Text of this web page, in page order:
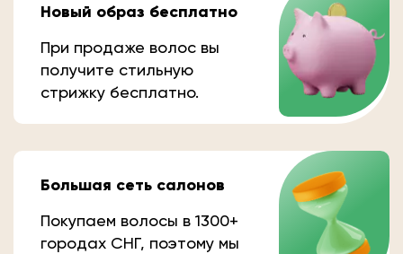
Новый образ бесплатно
При продаже волос вы
получите стильную
стрижку бесплатно.
Большая сеть салонов
Покупаем волосы в 1300+
городах СНГ, поэтому мы